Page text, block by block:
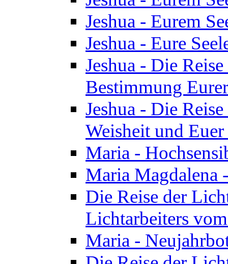
Jeshua - Eurem
Jeshua - Eure
Jeshua - Die
Bestimmung
Jeshua - Die
Weisheit und
Maria -
Maria Magdalena
Die Reise der
Lichtarbeiters
Maria -